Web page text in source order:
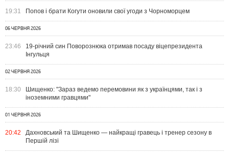
19:31 Попов і брати Когути оновили свої угоди з Чорноморцем
06 ЧЕРВНЯ 2026
23:46
19-річний син Поворознюка отримав посаду віцепрезидента
Інгульця
02 ЧЕРВНЯ 2026
18:30
Шищенко: "Зараз ведемо перемовини як з українцями, так і з
іноземними гравцями"
01 ЧЕРВНЯ 2026
20:42
Дахновський та Шищенко — найкращі гравець і тренер сезону в
Першій лізі